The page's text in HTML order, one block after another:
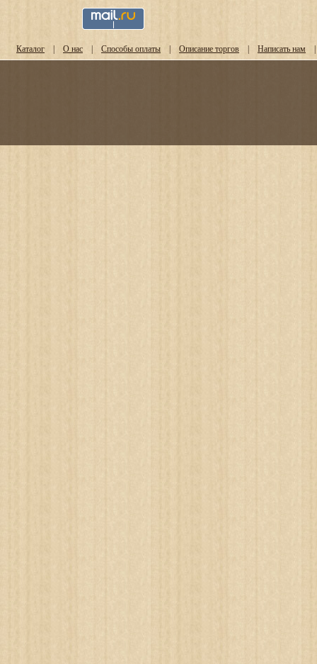
Каталог О нас Способы оплаты Описание торгов Написать нам